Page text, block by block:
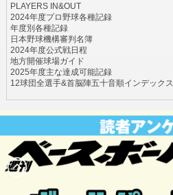
PLAYERS IN&OUT
2024年度プロ野球各種記録
年度別各種記録
日本野球機構審判名簿
2024年度公式戦日程
地方開催球場ガイド
2025年度主な達成可能記録
12球団全選手&首脳陣五十音順インデックス